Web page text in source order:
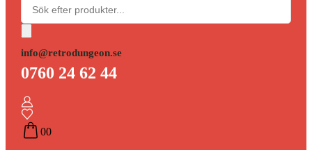
info@retrodungeon.se
0760 24 62 44
00